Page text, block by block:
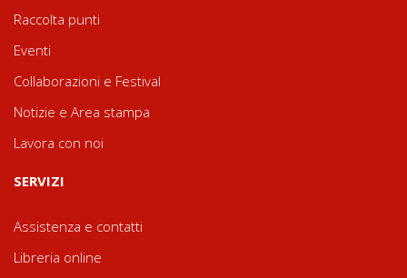
Raccolta punti
Eventi
Collaborazioni e Festival
Notizie e Area stampa
Lavora con noi
SERVIZI
Assistenza e contatti
Libreria online